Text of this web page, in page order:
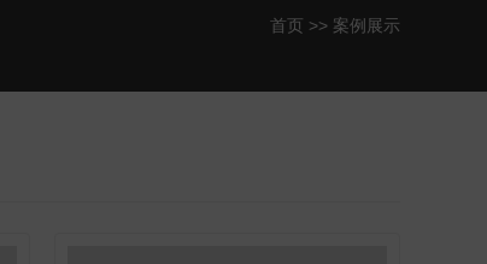
首页 >> 案例展示